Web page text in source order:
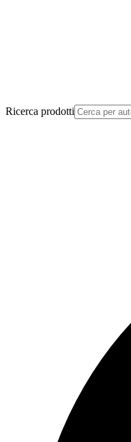
Ricerca prodotti